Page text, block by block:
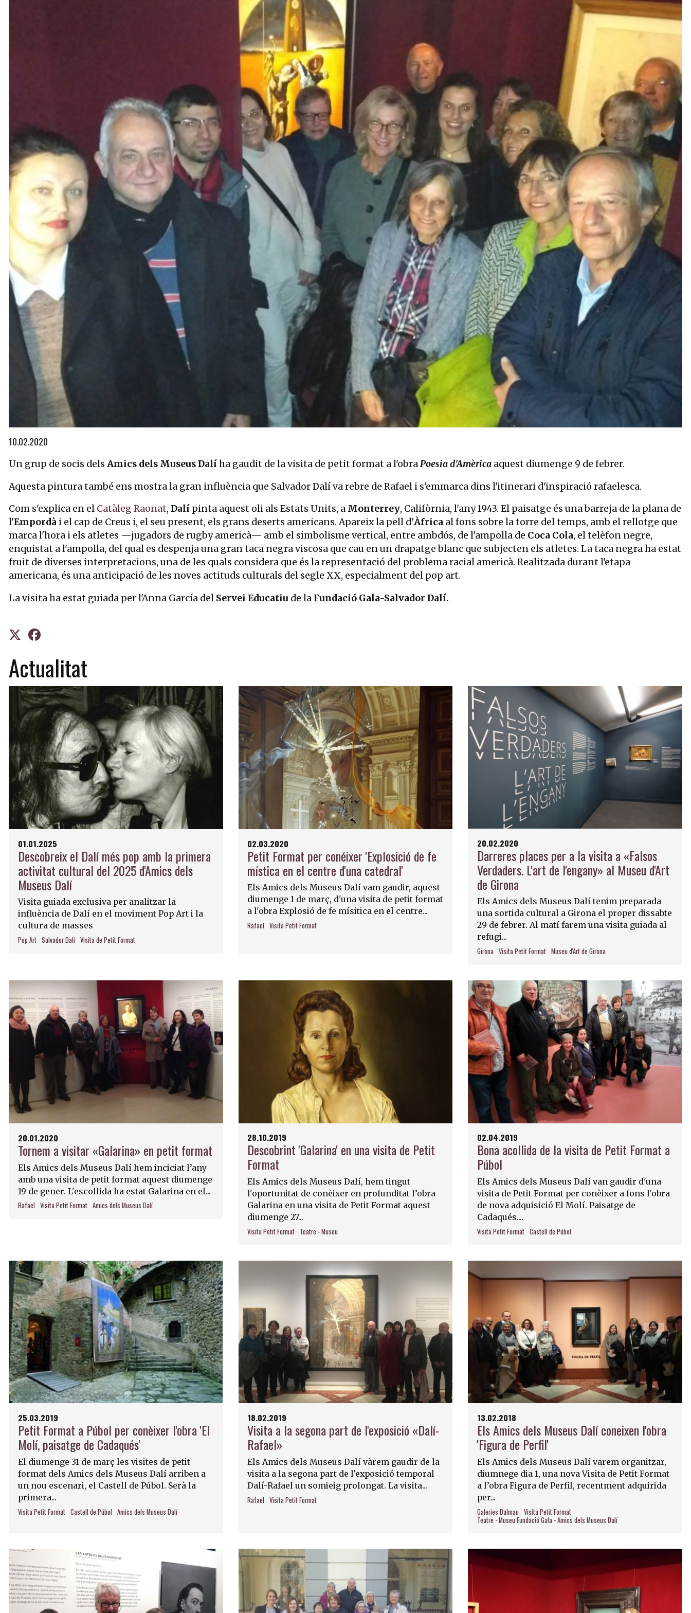
Diapositiva 1 de 1
10.02.2020
Un grup de socis dels Amics dels Museus Dalíha gaudit de la visita de petit format a l'obraPoesia d'Amèrica aquest diumenge 9 de febrer.
Aquesta pintura també ens mostra la gran influència que Salvador Dalí va rebre de Rafael i s'emmarca dins l'itinerari d'inspiració rafaelesca.
Com s'explica en el Catàleg Raonat, Dalí pinta aquest oli als Estats Units, a Monterrey, Califòrnia, l'any 1943. El paisatge és una barreja de la plana de
l'Empordà i el cap de Creus i, el seu present, els grans deserts americans. Apareix la pell d'Àfrica al fons sobre la torre del temps, amb el rellotge que
marca l'hora i els atletes —jugadors de rugby americà— amb el simbolisme vertical, entre ambdós, de l'ampolla de Coca Cola, el telèfon negre,
enquistat a l'ampolla, del qual es despenja una gran taca negra viscosa que cau en un drapatge blanc que subjecten els atletes. La taca negra ha estat
fruit de diverses interpretacions, una de les quals considera que és la representació del problema racial americà. Realitzada durant l'etapa
americana, és una anticipació de les noves actituds culturals del segle XX, especialment del pop art.
La visita ha estat guiada per l'Anna García del Servei Educatiu de la Fundació Gala-Salvador Dalí.
Actualitat
01.01.2025
Descobreix el Dalí més pop amb la primera
activitat cultural del 2025 d'Amics dels
Museus Dalí
Visita guiada exclusiva per analitzar la
influència de Dalí en el moviment Pop Art i la
cultura de masses
Pop Art Salvador Dalí Visita de Petit Format
02.03.2020
Petit Format per conéixer 'Explosició de fe
mística en el centre d'una catedral'
Els Amics dels Museus Dalí vam gaudir, aquest
diumenge 1 de març, d'una visita de petit format
a l'obra Explosió de fe mísitica en el centre...
Rafael Visita Petit Format
20.02.2020
Darreres places per a la visita a «Falsos
Verdaders. L'art de l'engany» al Museu d'Art
de Girona
Els Amics dels Museus Dalí tenim preparada
una sortida cultural a Girona el proper dissabte
29 de febrer. Al matí farem una visita guiada al
refugi...
Girona Visita Petit Format Museu d'Art de Girona
20.01.2020
Tornem a visitar «Galarina» en petit format
Els Amics dels Museus Dalí hem inciciat l’any
amb una visita de petit format aquest diumenge
19 de gener. L'escollida ha estat Galarina en el...
Rafael Visita Petit Format Amics dels Museus Dalí
28.10.2019
Descobrint 'Galarina' en una visita de Petit
Format
Els Amics dels Museus Dalí, hem tingut
l'oportunitat de conèixer en profunditat l’obra
Galarina en una visita de Petit Format aquest
diumenge 27...
Visita Petit Format Teatre - Museu
02.04.2019
Bona acollida de la visita de Petit Format a
Púbol
Els Amics dels Museus Dalí van gaudir d'una
visita de Petit Format per conèixer a fons l'obra
de nova adquisició El Molí. Paisatge de
Cadaqués....
Visita Petit Format Castell de Púbol
25.03.2019
Petit Format a Púbol per conèixer l'obra 'El
Molí, paisatge de Cadaqués'
El diumenge 31 de març les visites de petit
format dels Amics dels Museus Dalí arriben a
un nou escenari, el Castell de Púbol. Serà la
primera...
Visita Petit Format Castell de Púbol Amics dels Museus Dalí
18.02.2019
Visita a la segona part de l'exposició «Dalí-
Rafael»
Els Amics dels Museus Dalí vàrem gaudir de la
visita a la segona part de l'exposició temporal
Dalí-Rafael un somieig prolongat. La visita...
Rafael Visita Petit Format
13.02.2018
Els Amics dels Museus Dalí coneixen l'obra
'Figura de Perfil'
Els Amics dels Museus Dalí varem organitzar,
diumnege dia 1, una nova Visita de Petit Format
a l’obra Figura de Perfil, recentment adquirida
per...
Galeries Dalmau Visita Petit Format
Teatre - Museu Fundació Gala - Amics dels Museus Dalí